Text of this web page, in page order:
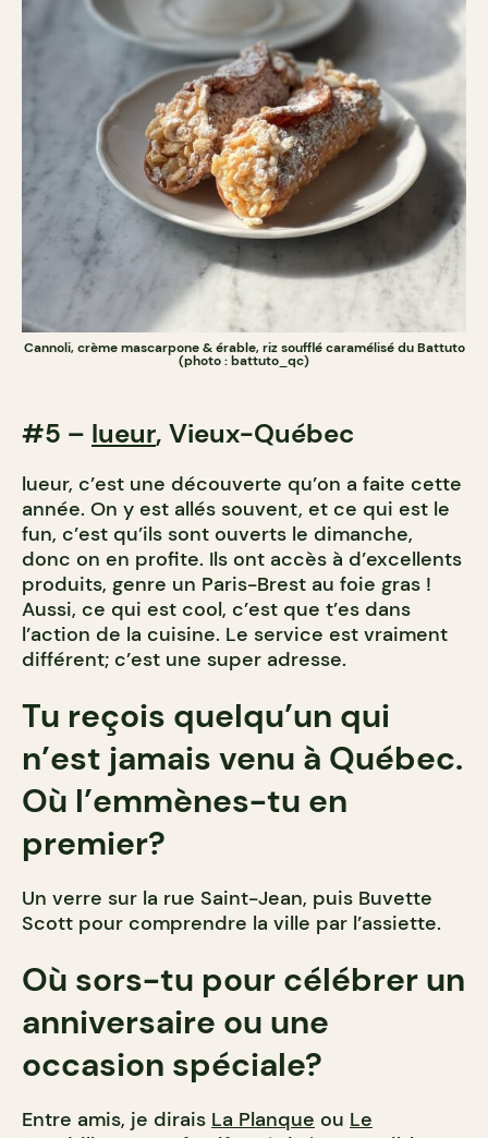
Cannoli, crème mascarpone & érable, riz soufflé caramélisé du Battuto
(photo : battuto_qc)
#5 – lueur, Vieux-Québec
lueur, c’est une découverte qu’on a faite cette
année. On y est allés souvent, et ce qui est le
fun, c’est qu’ils sont ouverts le dimanche,
donc on en profite. Ils ont accès à d’excellents
produits, genre un Paris-Brest au foie gras !
Aussi, ce qui est cool, c’est que t’es dans
l’action de la cuisine. Le service est vraiment
différent; c’est une super adresse.
Tu reçois quelqu’un qui
n’est jamais venu à Québec.
Où l’emmènes-tu en
premier?
Un verre sur la rue Saint-Jean, puis Buvette
Scott pour comprendre la ville par l’assiette.
Où sors-tu pour célébrer un
anniversaire ou une
occasion spéciale?
Entre amis, je dirais La Planque ou Le